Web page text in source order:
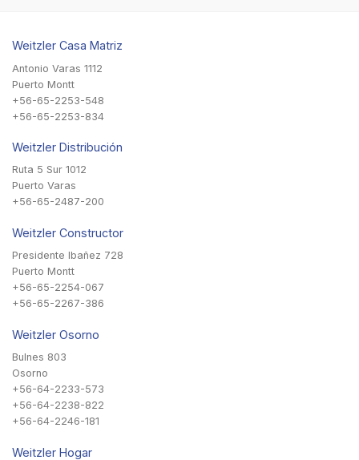
Weitzler Casa Matriz
Antonio Varas 1112
Puerto Montt
+56-65-2253-548
+56-65-2253-834
Weitzler Distribución
Ruta 5 Sur 1012
Puerto Varas
+56-65-2487-200
Weitzler Constructor
Presidente Ibañez 728
Puerto Montt
+56-65-2254-067
+56-65-2267-386
Weitzler Osorno
Bulnes 803
Osorno
+56-64-2233-573
+56-64-2238-822
+56-64-2246-181
Weitzler Hogar